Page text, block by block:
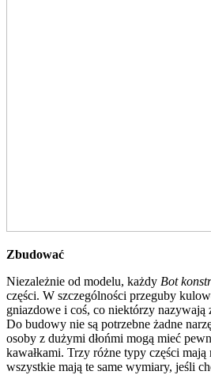
Zbudować
Niezależnie od modelu, każdy Bot
części. W szczególności przeguby
gniazdowe i coś, co niektórzy nazywają
Do budowy nie są potrzebne żadne
osoby z dużymi dłońmi mogą mieć
kawałkami. Trzy różne typy części mają
wszystkie mają te same wymiary, jeśli